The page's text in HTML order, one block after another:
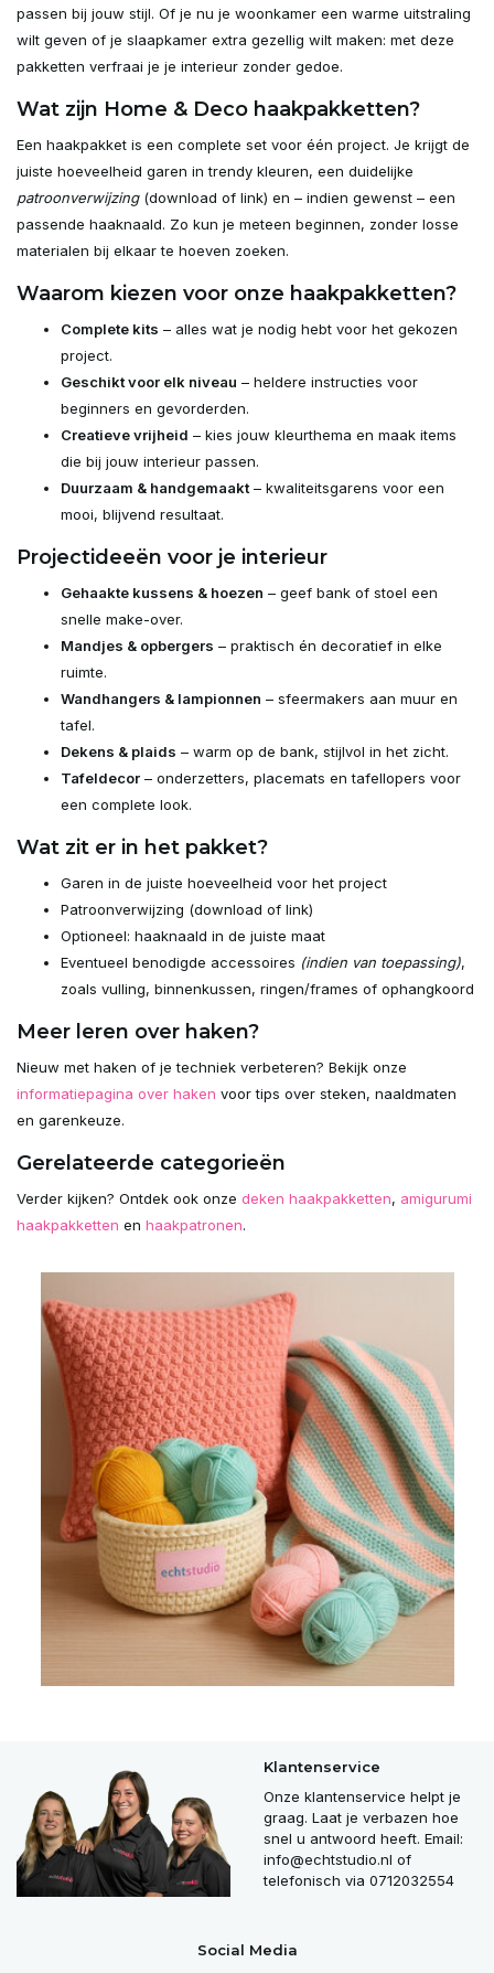
passen bij jouw stijl. Of je nu je woonkamer een warme uitstraling
wilt geven of je slaapkamer extra gezellig wilt maken: met deze
pakketten verfraai je je interieur zonder gedoe.
Wat zijn Home & Deco haakpakketten?
Een haakpakket is een complete set voor één project. Je krijgt de
juiste hoeveelheid garen in trendy kleuren, een duidelijke
patroonverwijzing(download of link) en – indien gewenst – een
passende haaknaald. Zo kun je meteen beginnen, zonder losse
materialen bij elkaar te hoeven zoeken.
Waarom kiezen voor onze haakpakketten?
Complete kits – alles wat je nodig hebt voor het gekozen
project.
Geschikt voor elk niveau – heldere instructies voor
beginners en gevorderden.
Creatieve vrijheid – kies jouw kleurthema en maak items
die bij jouw interieur passen.
Duurzaam & handgemaakt – kwaliteitsgarens voor een
mooi, blijvend resultaat.
Projectideeën voor je interieur
Gehaakte kussens & hoezen – geef bank of stoel een
snelle make-over.
Mandjes & opbergers – praktisch én decoratief in elke
ruimte.
Wandhangers & lampionnen – sfeermakers aan muur en
tafel.
Dekens & plaids – warm op de bank, stijlvol in het zicht.
Tafeldecor – onderzetters, placemats en tafellopers voor
een complete look.
Wat zit er in het pakket?
Garen in de juiste hoeveelheid voor het project
Patroonverwijzing (download of link)
Optioneel: haaknaald in de juiste maat
Eventueel benodigde accessoires (indien van toepassing),
zoals vulling, binnenkussen, ringen/frames of ophangkoord
Meer leren over haken?
Nieuw met haken of je techniek verbeteren? Bekijk onze
informatiepagina over haken voor tips over steken, naaldmaten
en garenkeuze.
Gerelateerde categorieën
Verder kijken? Ontdek ook onze deken haakpakketten, amigurumi
haakpakketten en haakpatronen.
Klantenservice
Onze klantenservice helpt je
graag. Laat je verbazen hoe
snel u antwoord heeft. Email:
info@echtstudio.nl of
telefonisch via 0712032554
Social Media